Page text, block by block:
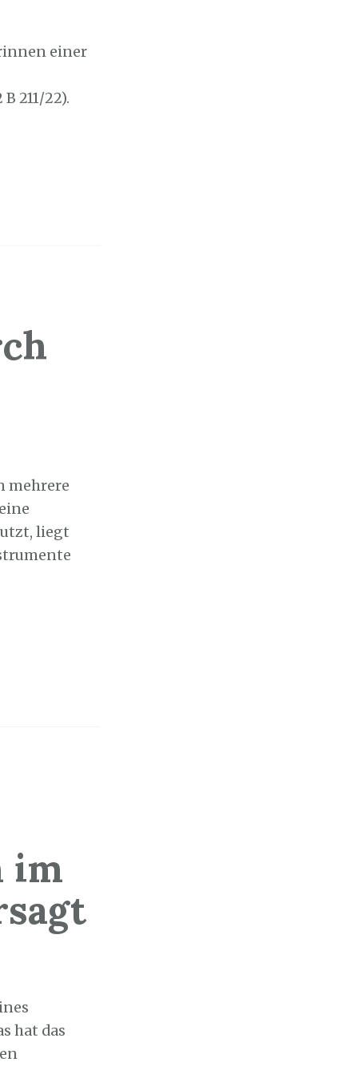
einer
211/22).
mehrere
liegt
im
hat das